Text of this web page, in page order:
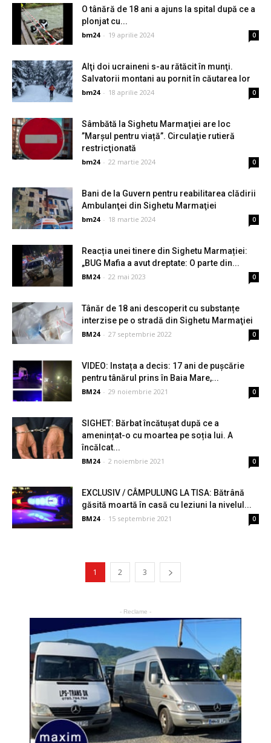
O tânără de 18 ani a ajuns la spital după ce a
plonjat cu...
bm24 - 19 aprilie 2024 0
Alţi doi ucraineni s-au rătăcit în munţi.
Salvatorii montani au pornit în căutarea lor
bm24 - 18 aprilie 2024 0
Sâmbătă la Sighetu Marmaţiei are loc
”Marșul pentru viață”. Circulaţie rutieră
restricţionată
bm24 - 22 martie 2024 0
Bani de la Guvern pentru reabilitarea clădirii
Ambulanţei din Sighetu Marmaţiei
bm24 - 18 martie 2024 0
Reacția unei tinere din Sighetu Marmației:
„BUG Mafia a avut dreptate: O parte din...
BM24 - 22 mai 2023 0
Tânăr de 18 ani descoperit cu substanțe
interzise pe o stradă din Sighetu Marmaţiei
BM24 - 27 septembrie 2022 0
VIDEO: Instața a decis: 17 ani de pușcărie
pentru tânărul prins în Baia Mare,...
BM24 - 29 noiembrie 2021 0
SIGHET: Bărbat încătușat după ce a
amenințat-o cu moartea pe soția lui. A
încălcat...
BM24 - 2 noiembrie 2021 0
EXCLUSIV / CÂMPULUNG LA TISA: Bătrână
găsită moartă în casă cu leziuni la nivelul...
BM24 - 15 septembrie 2021 0
1 2 3
- Reclame -